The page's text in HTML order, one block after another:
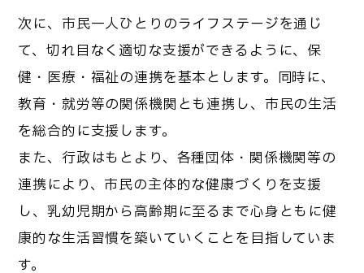
次に、市民一人ひとりのライフステージを通じ
て、切れ目なく適切な支援ができるように、保
健・医療・福祉の連携を基本とします。同時に、
教育・就労等の関係機関とも連携し、市民の生活
を総合的に支援します。
また、行政はもとより、各種団体・関係機関等の
連携により、市民の主体的な健康づくりを支援
し、乳幼児期から高齢期に至るまで心身ともに健
康的な生活習慣を築いていくことを目指していま
す。